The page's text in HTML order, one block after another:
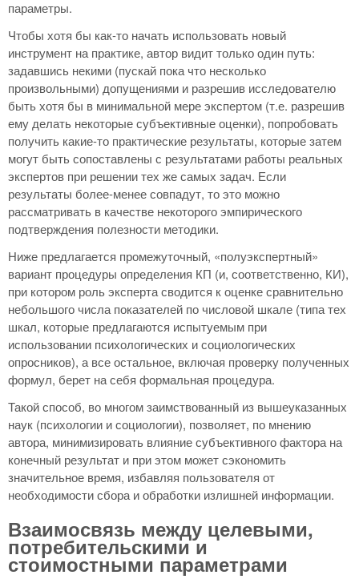
параметры.
Чтобы хотя бы как-то начать использовать новый
инструмент на практике, автор видит только один путь:
задавшись некими (пускай пока что несколько
произвольными) допущениями и разрешив исследователю
быть хотя бы в минимальной мере экспертом (т.е. разрешив
ему делать некоторые субъективные оценки), попробовать
получить какие-то практические результаты, которые затем
могут быть сопоставлены с результатами работы реальных
экспертов при решении тех же самых задач. Если
результаты более-менее совпадут, то это можно
рассматривать в качестве некоторого эмпирического
подтверждения полезности методики.
Ниже предлагается промежуточный, «полуэкспертный»
вариант процедуры определения КП (и, соответственно, КИ),
при котором роль эксперта сводится к оценке сравнительно
небольшого числа показателей по числовой шкале (типа тех
шкал, которые предлагаются испытуемым при
использовании психологических и социологических
опросников), а все остальное, включая проверку полученных
формул, берет на себя формальная процедура.
Такой способ, во многом заимствованный из вышеуказанных
наук (психологии и социологии), позволяет, по мнению
автора, минимизировать влияние субъективного фактора на
конечный результат и при этом может сэкономить
значительное время, избавляя пользователя от
необходимости сбора и обработки излишней информации.
Взаимосвязь между целевыми,
потребительскими и
стоимостными параметрами